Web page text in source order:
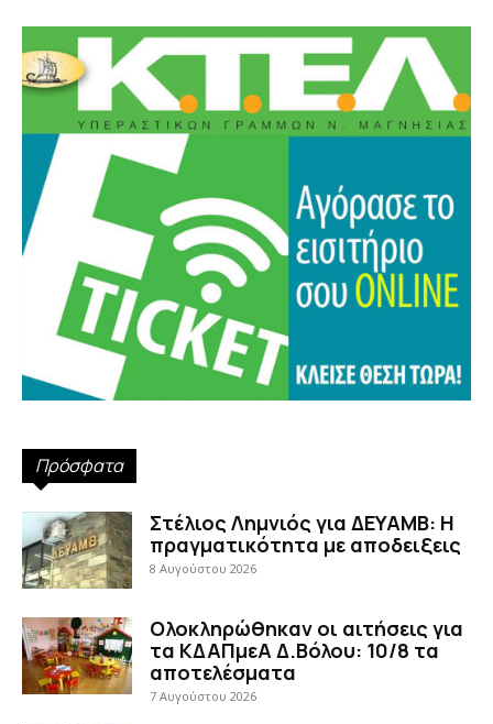
Πρόσφατα
Στέλιος Λημνιός για ΔΕΥΑΜΒ: Η
πραγματικότητα με αποδειξεις
8 Αυγούστου 2026
Ολοκληρώθηκαν οι αιτήσεις για
τα ΚΔΑΠμεΑ Δ.Βόλου: 10/8 τα
αποτελέσματα
7 Αυγούστου 2026